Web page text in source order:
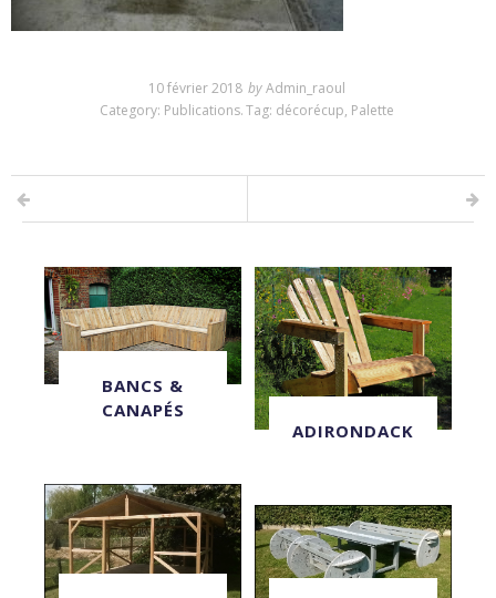
10 février 2018 byAdmin_raoul
Category: Publications.Tag: décorécup, Palette
BANCS &
CANAPÉS
ADIRONDACK